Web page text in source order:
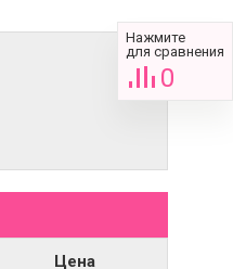
Цена
Нажмите
для сравнения
0